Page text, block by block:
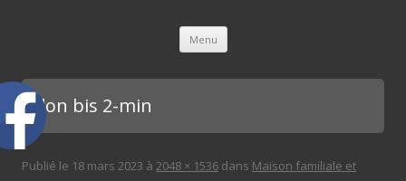
Menu Aller au contenu principal
salon bis 2-min
Publié le 18 mars 2023 à 2048 × 1536 dans Maison familiale et